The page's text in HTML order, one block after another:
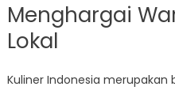
Menghargai
Lokal
Kuliner Indonesia merupakan